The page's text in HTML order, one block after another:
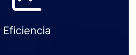
Eficiencia